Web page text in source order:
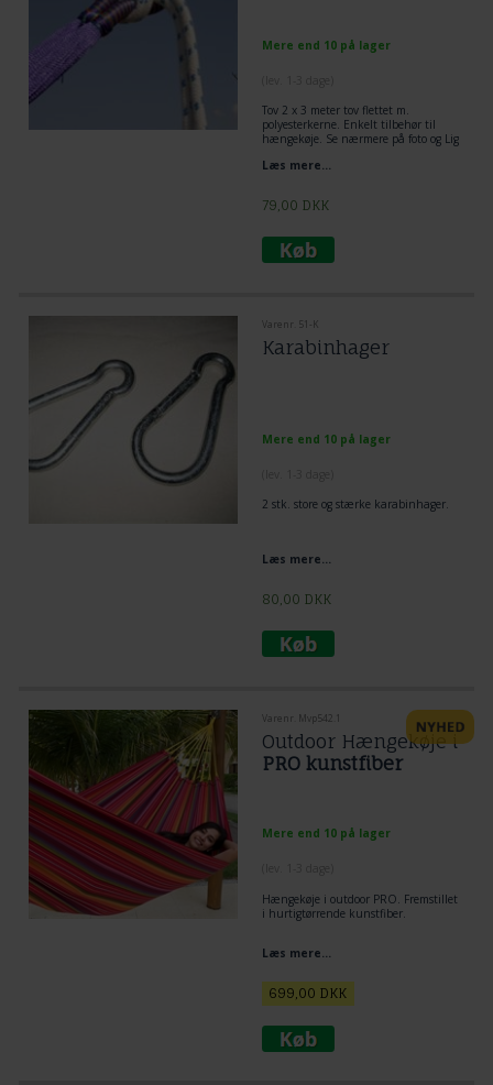
Mere end 10 på lager
Tov 2 x 3 meter tov flettet m.
polyesterkerne. Enkelt tilbehør til
hængekøje. Se nærmere på foto og Lig
flagknob mellem hængekøje og tov.
Læs mere...
79,00 DKK
Varenr. 51-K
Karabinhager
Mere end 10 på lager
2 stk. store og stærke karabinhager.
Læs mere...
80,00 DKK
Varenr. Mvp542.1
Outdoor Hængekøje i
PRO kunstfiber
Mere end 10 på lager
Hængekøje i outdoor PRO. Fremstillet
i hurtigtørrende kunstfiber.
Læs mere...
699,00 DKK